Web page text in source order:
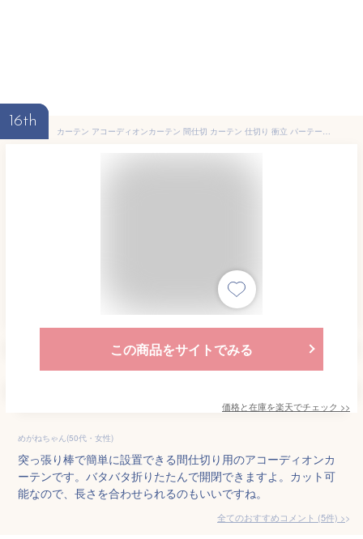
16th
カーテン アコーディオンカーテン 間仕切 カーテン 仕切り 衝立 パーテーション のれん 1枚 100×260 おしゃれ シンプル 無地 ロング 遮像 UVカット 目隠し 洗濯可 カット可 玄関 出口 アコーディオンドア つっぱり パタパタカーテン 「kyu1」
この商品をサイトでみる
価格と在庫を楽天でチェック >>
めがねちゃん(50代・女性)
突っ張り棒で簡単に設置できる間仕切り用のアコーディオンカ
ーテンです。バタバタ折りたたんで開閉できますよ。カット可
能なので、長さを合わせられるのもいいですね。
全てのおすすめコメント (5件) >